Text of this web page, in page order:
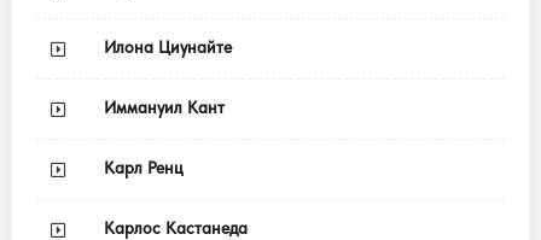
Илона Циунайте
Иммануил Кант
Карл Ренц
Карлос Кастанеда